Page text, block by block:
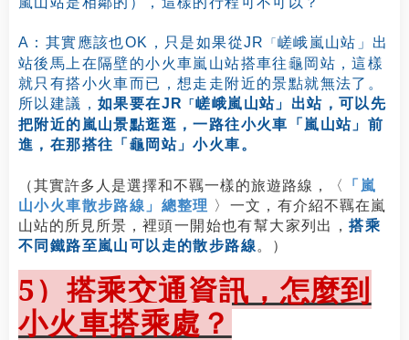
A：其實應該也OK，只是如果從JR 「 嵯峨嵐山站」 出
站後馬上在隔壁的小火車嵐山站搭車往龜岡站，這樣
就只有搭小火車而已，想走走附近的景點就無法了。
所以建議， 如果要在JR 「嵯峨嵐山站」出站，可以先
把附近的嵐山景點逛逛，一路往小火車「嵐山站」前
進， 在那搭往「龜岡站」小火車。
（其實許多人是選擇和不羈一樣的旅遊路線， 〈
「嵐
山小火車散步路線」總整理 〉 一文， 有介紹不羈在嵐
山站的所見所景， 裡頭一開始也有幫大家列出，搭乘
不同鐵路至嵐山可以走的散步路線。 ）
5）搭乘交通資訊，怎麼到
小火車搭乘處？